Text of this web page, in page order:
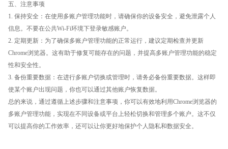
五、注意事项
1. 保持安全：在使用多账户管理功能时，请确保你的设备安全，避免泄露个人
信息。不要在公共Wi-Fi环境下登录敏感账户。
2. 定期更新：为了确保多账户管理功能的正常运行，建议定期检查并更新
Chrome浏览器。这有助于修复可能存在的问题，并提高多账户管理功能的稳定
性和安全性。
3. 备份重要数据：在进行多账户切换或管理时，请务必备份重要数据。这样即
使某个账户出现问题，你也可以通过其他账户恢复数据。
总的来说，通过遵循上述步骤和注意事项，你可以有效地利用Chrome浏览器的
多账户管理功能，实现在不同设备或平台上轻松切换和管理多个账户。这不仅
可以提高你的工作效率，还可以让你更好地保护个人隐私和数据安全。